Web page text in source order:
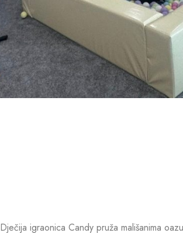
Dječija igraonica Candy pruža mališanima